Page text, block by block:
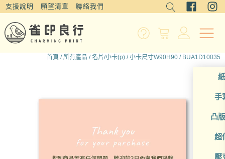
支援說明 願望清單 聯絡我們
手
凸
超
壓
首頁 /所有產品 /名片/小卡(p) /小卡尺寸W90H90 / BUA1D10035